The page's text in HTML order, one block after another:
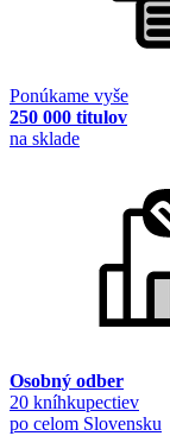
Ponúkame vyše
250 000 titulov
na sklade
Osobný odber
20 kníhkupectiev
po celom Slovensku